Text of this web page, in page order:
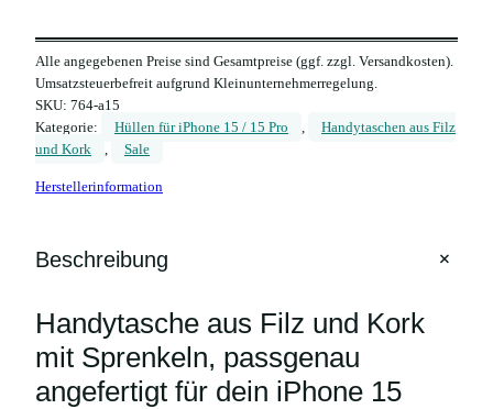
d
y
t
a
s
h
a
F
i
l
Alle angegebenen Preise sind Gesamtpreise (ggf. zzgl. Versandkosten).
Umsatzsteuerbefreit aufgrund Kleinunternehmerregelung.
SKU: 764-a15
Kategorie:
Hüllen für iPhone 15 / 15 Pro ,
Handytaschen aus Filz
und Kork
, Sale
Herstellerinformation
Beschreibung +
Handytasche aus Filz und Kork
mit Sprenkeln, passgenau
angefertigt für dein iPhone 15